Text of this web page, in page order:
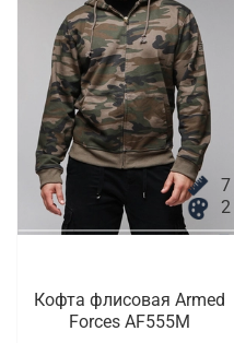
7
2
Кофта флисовая Armed
Forces AF555M